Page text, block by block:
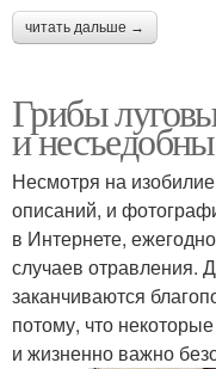
читать дальше →
Грибы
и
Несмотря на
описаний, и
в Интернете,
случаев отравления.
заканчиваются
потому, что
и жизненно важно